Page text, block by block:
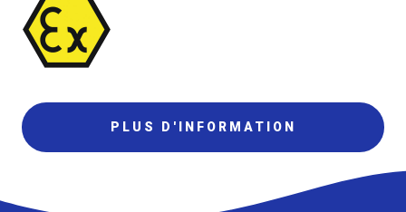
PLUS D'INFORMATION